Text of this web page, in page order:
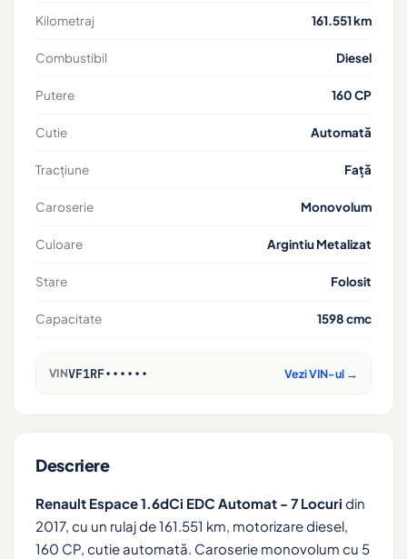
Kilometraj 161.551 km
Combustibil Diesel
Putere 160 CP
Cutie Automată
Tracțiune Față
Caroserie Monovolum
Culoare Argintiu Metalizat
Stare Folosit
Capacitate 1598 cmc
VINVF1RF•••••• Vezi VIN-ul →
Descriere
Renault Espace 1.6dCi EDC Automat - 7 Locuri din
2017, cu un rulaj de 161.551 km, motorizare diesel,
160 CP, cutie automată. Caroserie monovolum cu 5